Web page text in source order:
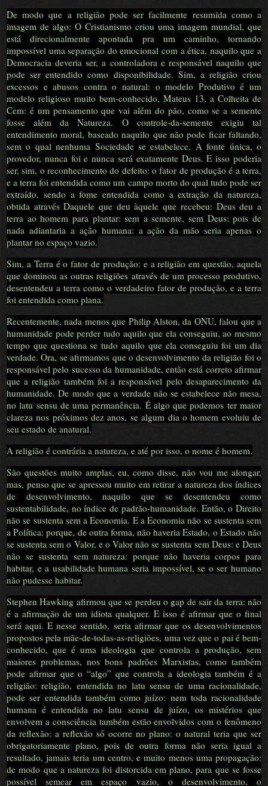
De modo que a religião pode ser facilmente resumida como a
imagem de algo: O Cristianismo criou uma imagem mundial, que
está direcionalmente apontada pra um caminho, tornando
impossível uma separação do emocional com a ética, naquilo que a
Democracia deveria ser, a controladora e responsável naquilo que
pode ser entendido como disponibilidade. Sim, a religião criou
excessos e abusos contra o natural: o modelo Produtivo é um
modelo religioso muito bem-conhecido, Mateus 13, a Colheita de
Cem: é um pensamento que vai além do pão, como se a semente
fosse além da Natureza. O controle-da-semente exigiu tal
entendimento moral, baseado naquilo que não pode ficar faltando,
sem o qual nenhuma Sociedade se estabelece. A fonte única, o
provedor, nunca foi e nunca será exatamente Deus. E isso poderia
ser, sim, o reconhecimento do defeito: o fator de produção é a terra,
e a terra foi entendida como um campo morto do qual tudo pode ser
extraído, sendo a fome entendida como a extração da natureza,
obtida através Daquele que deu àquele que recebeu: Deus deu a
terra ao homem para plantar: sem a semente, sem Deus: pois de
nada adiantaria a ação humana: a ação da mão seria apenas o
plantar no espaço vazio.
Sim, a Terra é o fator de produção: e a religião em questão, aquela
que dominou as outras religiões através de um processo produtivo,
desentendeu a terra como o verdadeiro fator de produção, e a terra
foi entendida como plana.
Recentemente, nada menos que Philip Alston, da ONU, falou que a
humanidade pode perder tudo aquilo que ela conseguiu, ao mesmo
tempo que questiona se tudo aquilo que ela conseguiu foi um dia
verdade. Ora, se afirmamos que o desenvolvimento da religião foi o
responsável pelo sucesso da humanidade, então está correto afirmar
que a religião também foi a responsável pelo desaparecimento da
humanidade. De modo que a verdade não se estabelece não mesa,
no latu sensu de uma permanência. É algo que podemos ter maior
clareza nos próximos dez anos, se algum dia o homem evoluiu de
seu estado de anatural.
A religião é contrária a natureza, e até por isso, o nome é homem.
São questões muito amplas, eu, como disse, não vou me alongar,
mas, penso que se apressou muito em retirar a natureza dos índices
de desenvolvimento, naquilo que se desentendeu como
sustentabilidade, no índice de padrão-humanidade. Então, o Direito
não se sustenta sem a Economia. E a Economia não se sustenta sem
a Política: porque, de outra forma, não haveria Estado, o Estado não
se sustenta sem o Valor, e o Valor não se sustenta sem Deus: e Deus
não se sustenta sem natureza: porque não haveria corpos para
habitar, e a usabilidade humana seria impossível, se o ser humano
não pudesse habitar.
Stephen Hawking afirmou que se perdeu o gap de sair da terra: não
é a afirmação de um idiota qualquer. E isso é afirmar que o final
será aqui. E nesse sentido, seria afirmar que os desenvolvimentos
propostos pela mãe-de-todas-as-religiões, uma vez que o pai é bem-
conhecido, que é uma ideologia que controla a produção, sem
maiores problemas, nos bons padrões Marxistas, como também
pode afirmar que o “algo” que controla a ideologia também é a
religião: religião, entendida no latu sensu de uma racionalidade,
pode ser entendida também como juízo: nem toda racionalidade
humana é entendida no latu sensu de juízo, os mistérios que
envolvem a consciência também estão envolvidos com o fenômeno
da reflexão: a reflexão só ocorre no plano: o natural teria que ser
obrigatoriamente plano, pois de outra forma não seria igual a
resultado, jamais teria um centro, e muito menos uma propagação:
de modo que a natureza foi distorcida em plano, para que se fosse
possível semear em espaço vazio, o desenvolvimento, o